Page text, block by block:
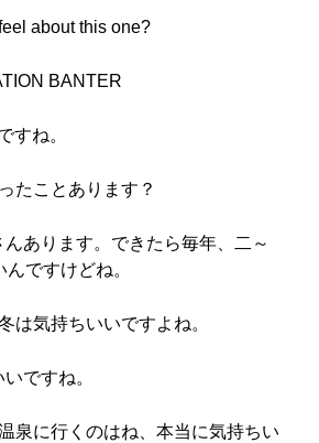
about this one?
BANTER
すね。
たことあります？
あります。できたら毎年、二～
ですけどね。
は気持ちいいですよね。
ですね。
泉に行くのはね、本当に気持ちい